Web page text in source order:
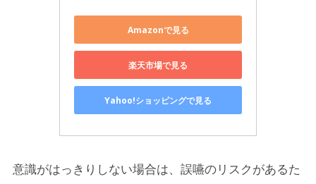
Amazonで見る
楽天市場で見る
Yahoo!ショッピングで見る
意識がはっきりしない場合は、誤嚥のリスクがあるた